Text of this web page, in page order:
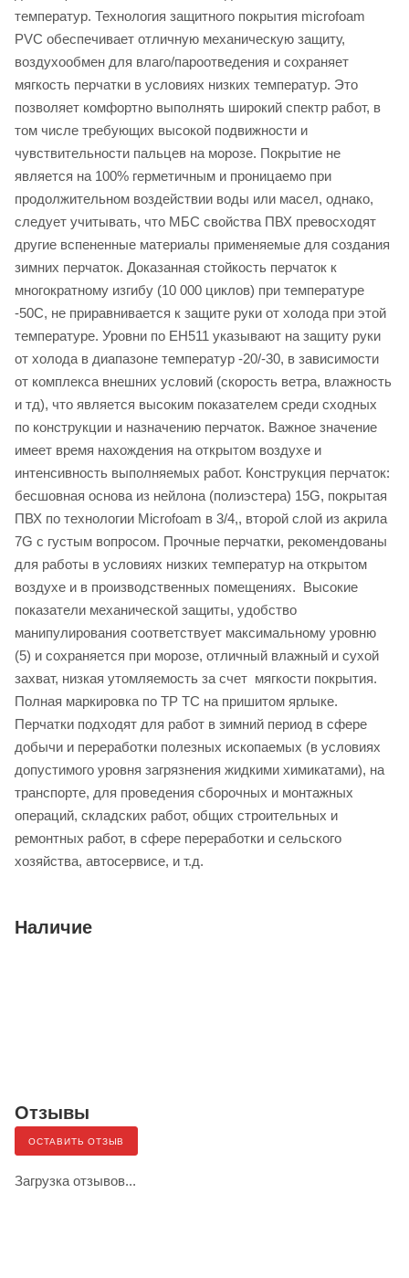
температур. Технология защитного покрытия microfoam
PVC обеспечивает отличную механическую защиту,
воздухообмен для влаго/пароотведения и сохраняет
мягкость перчатки в условиях низких температур. Это
позволяет комфортно выполнять широкий спектр работ, в
том числе требующих высокой подвижности и
чувствительности пальцев на морозе. Покрытие не
является на 100% герметичным и проницаемо при
продолжительном воздействии воды или масел, однако,
следует учитывать, что МБС свойства ПВХ превосходят
другие вспененные материалы применяемые для создания
зимних перчаток. Доказанная стойкость перчаток к
многократному изгибу (10 000 циклов) при температуре
-50С, не приравнивается к защите руки от холода при этой
температуре. Уровни по ЕН511 указывают на защиту руки
от холода в диапазоне температур -20/-30, в зависимости
от комплекса внешних условий (скорость ветра, влажность
и тд), что является высоким показателем среди сходных
по конструкции и назначению перчаток. Важное значение
имеет время нахождения на открытом воздухе и
интенсивность выполняемых работ. Конструкция перчаток:
бесшовная основа из нейлона (полиэстера) 15G, покрытая
ПВХ по технологии Microfoam в 3/4,, второй слой из акрила
7G с густым вопросом. Прочные перчатки, рекомендованы
для работы в условиях низких температур на открытом
воздухе и в производственных помещениях. Высокие
показатели механической защиты, удобство
манипулирования соответствует максимальному уровню
(5) и сохраняется при морозе, отличный влажный и сухой
захват, низкая утомляемость за счет мягкости покрытия.
Полная маркировка по ТР ТС на пришитом ярлыке.
Перчатки подходят для работ в зимний период в сфере
добычи и переработки полезных ископаемых (в условиях
допустимого уровня загрязнения жидкими химикатами), на
транспорте, для проведения сборочных и монтажных
операций, складских работ, общих строительных и
ремонтных работ, в сфере переработки и сельского
хозяйства, автосервисе, и т.д.
Наличие
Отзывы
ОСТАВИТЬ ОТЗЫВ
Загрузка отзывов...